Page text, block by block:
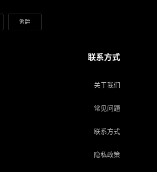
繁體
联系方式
关于我们
常见问题
联系方式
隐私政策